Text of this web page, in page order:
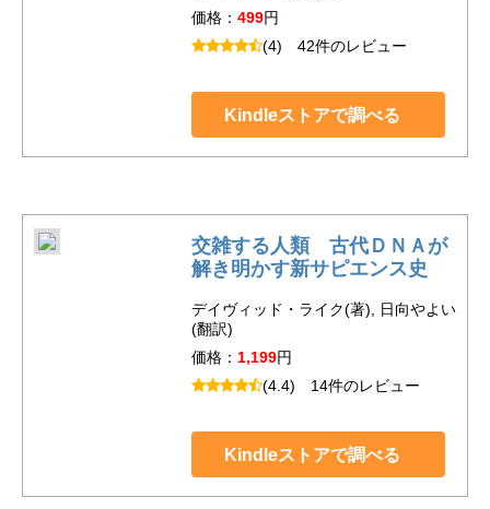
価格： 499円
(4) 42件のレビュー
Kindleストアで調べる
交雑する人類 古代ＤＮＡが
解き明かす新サピエンス史
デイヴィッド・ライク(著), 日向やよい
(翻訳)
価格： 1,199円
(4.4) 14件のレビュー
Kindleストアで調べる